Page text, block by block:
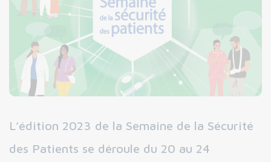
L’édition 2023 de la Semaine de la Sécurité
des Patients se déroule du 20 au 24